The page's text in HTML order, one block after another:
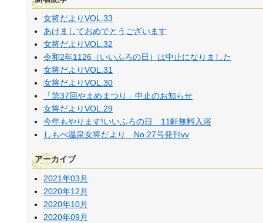
女将だよりVOL.33
あけましておめでとうございます
女将だよりVOL.32
令和2年1126（いいふろの日）は中止になりました
女将だよりVOL.31
女将だよりVOL.30
「第37回やまめまつり」中止のお知らせ
女将だよりVOL.29
今年もやります!いいふろの日 11軒無料入浴
しもべ温泉女将だより No.27号発刊vv
アーカイブ
2021年03月
2020年12月
2020年10月
2020年09月